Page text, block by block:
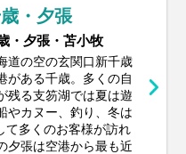
・夕張
・夕張・苫小牧
道の空の玄関口新千歳
がある千歳。多くの自
残る支笏湖では夏は遊
やカヌー、釣り、冬は
て多くのお客様が訪れ
夕張は空港から最も近